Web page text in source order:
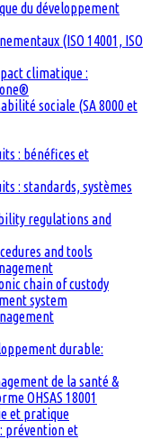
du développement
(ISO 14001, ISO
climatique :
sociale (SA 8000 et
: bénéfices et
: standards, systèmes
regulations and
and tools
chain of custody
system
durable:
de la santé &
OHSAS 18001
et pratique
prévention et